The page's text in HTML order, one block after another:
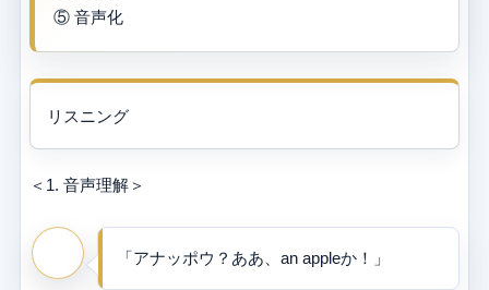
⑤ 音声化
リスニング
＜1. 音声理解＞
「アナッポウ？ああ、an appleか！」